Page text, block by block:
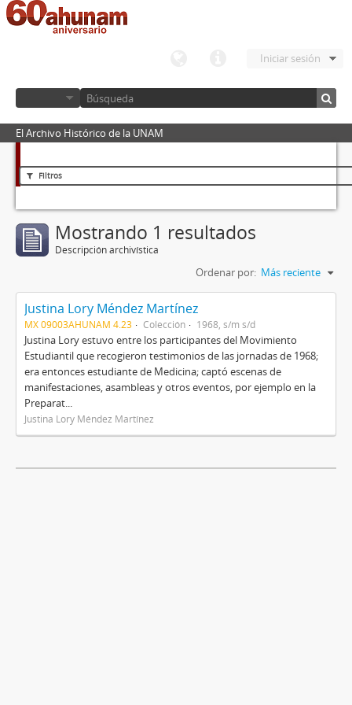
Iniciar sesión
El Archivo Histórico de la UNAM
Filtros
Mostrando 1 resultados
Descripción archivística
Ordenar por: Más reciente
Justina Lory Méndez Martínez
MX 09003AHUNAM 4.23 Colección 1968, s/m s/d
Justina Lory estuvo entre los participantes del Movimiento
Estudiantil que recogieron testimonios de las jornadas de 1968;
era entonces estudiante de Medicina; captó escenas de
manifestaciones, asambleas y otros eventos, por ejemplo en la
Preparat...
Justina Lory Méndez Martínez